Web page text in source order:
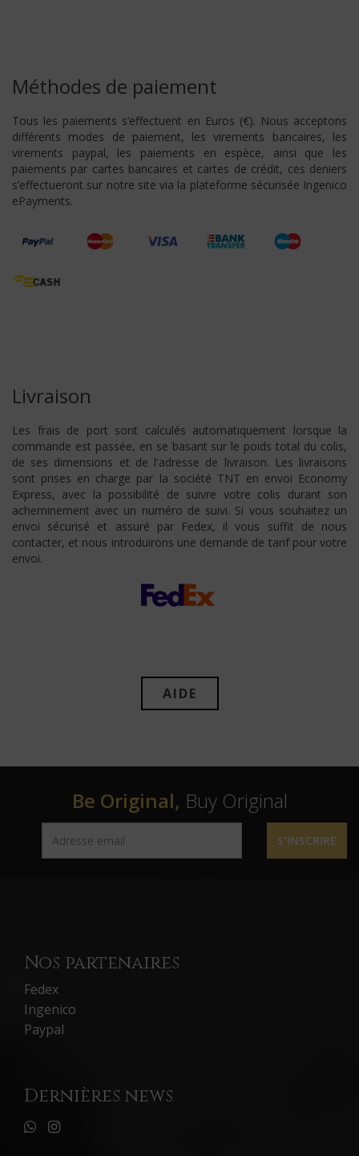
Méthodes de paiement
Tous les paiements s’effectuent en Euros (€). Nous acceptons
différents modes de paiement, les virements bancaires, les
virements paypal, les paiements en espèce, ainsi que les
paiements par cartes bancaires et cartes de crédit, ces deniers
s’effectueront sur notre site via la plateforme sécurisée Ingenico
ePayments.
Livraison
Les frais de port sont calculés automatiquement lorsque la
commande est passée, en se basant sur le poids total du colis,
de ses dimensions et de l'adresse de livraison. Les livraisons
sont prises en charge par la société TNT en envoi Economy
Express, avec la possibilité de suivre votre colis durant son
acheminement avec un numéro de suivi. Si vous souhaitez un
envoi sécurisé et assuré par Fedex, il vous suffit de nous
contacter, et nous introduirons une demande de tarif pour votre
envoi.
AIDE
Be Original, Buy Original
S'INSCRIRE
Nos partenaires
Fedex
Ingenico
Paypal
Dernières news